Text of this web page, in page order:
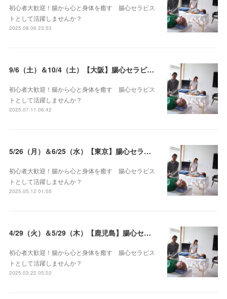
初心者大歓迎！腸から心と身体を癒す 腸心セラピス
トとして活躍しませんか？
2025.08.06 23:53
9/6（土）＆10/4（土）【大阪】腸心セラピスト養成コース《２日間コース》開講決定
初心者大歓迎！腸から心と身体を癒す 腸心セラピス
トとして活躍しませんか？
2025.07.11 06:42
5/26（月）＆6/25（水）【東京】腸心セラピスト養成コース《２日間コース》開講決定
初心者大歓迎！腸から心と身体を癒す 腸心セラピス
トとして活躍しませんか？
2025.05.12 01:05
4/29（火）＆5/29（木）【鹿児島】腸心セラピスト養成コース《２日間コース》開講決定
初心者大歓迎！腸から心と身体を癒す 腸心セラピス
トとして活躍しませんか？
2025.03.22 05:02